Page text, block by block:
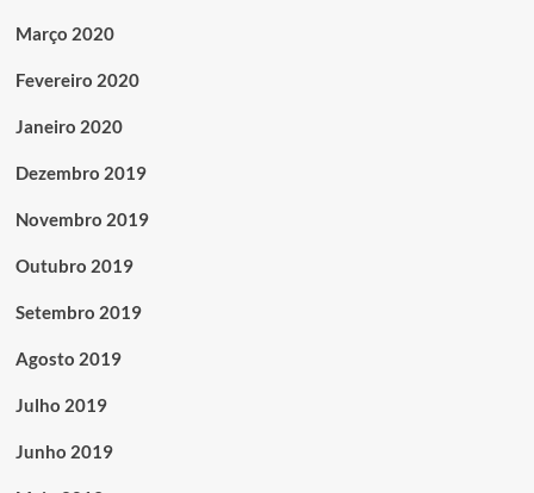
Março 2020
Fevereiro 2020
Janeiro 2020
Dezembro 2019
Novembro 2019
Outubro 2019
Setembro 2019
Agosto 2019
Julho 2019
Junho 2019